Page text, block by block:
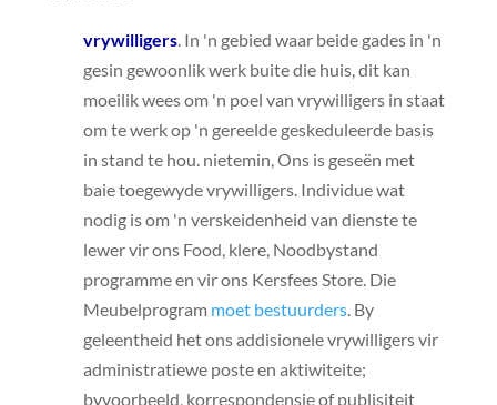
vrywilligers. In 'n gebied waar beide gades in 'n
gesin gewoonlik werk buite die huis, dit kan
moeilik wees om 'n poel van vrywilligers in staat
om te werk op 'n gereelde geskeduleerde basis
in stand te hou. nietemin, Ons is geseën met
baie toegewyde vrywilligers. Individue wat
nodig is om 'n verskeidenheid van dienste te
lewer vir ons Food, klere, Noodbystand
programme en vir ons Kersfees Store. Die
Meubelprogram moet bestuurders. By
geleentheid het ons addisionele vrywilligers vir
administratiewe poste en aktiwiteite;
byvoorbeeld, korrespondensie of publisiteit